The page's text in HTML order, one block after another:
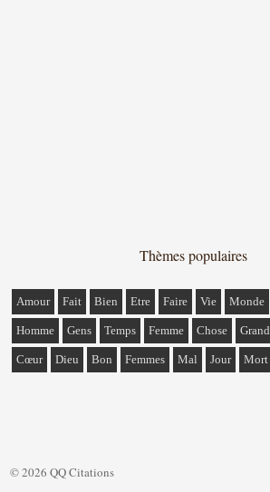
Thèmes populaires
Amour Fait Bien Etre Faire Vie Monde
Homme Gens Temps Femme Chose Grand
Cœur Dieu Bon Femmes Mal Jour Mort
© 2026 QQ Citations